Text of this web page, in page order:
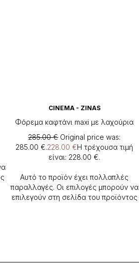
CINEMA - ZINAS
Φόρεμα καφτάνι maxi με λαχούρια
285.00€ Original price was:
285.00 €.228.00 €Η τρέχουσα τιμή
είναι: 228.00 €.
Αυτό το προϊόν έχει πολλαπλές
παραλλαγές. Οι επιλογές μπορούν να
επιλεγούν στη σελίδα του προϊόντος